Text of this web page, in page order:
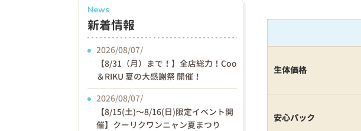
生体価格
安心パック
News
新着情報
2026/08/07/
【8/31（月）まで！】全店総力！Coo
＆RIKU 夏の大感謝祭 開催！
2026/08/07/
【8/15(土)〜8/16(日)限定イベント開
催】クーリクワンニャン夏まつり